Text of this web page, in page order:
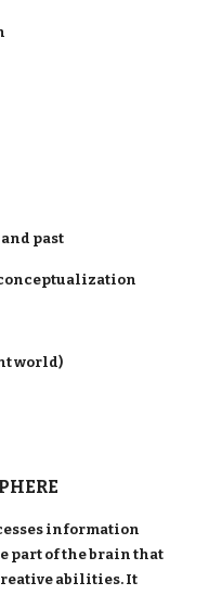
past
world)
information
part of the brain that
abilities. It